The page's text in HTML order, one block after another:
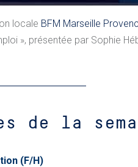
locale BFM Marseille
», présentée par Sophie
de la
(F/H)